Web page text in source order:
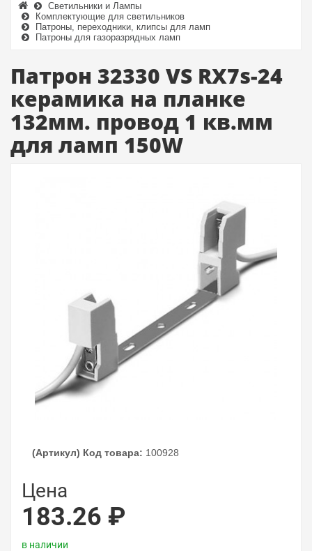
Светильники и Лампы
Комплектующие для светильников
Патроны, переходники, клипсы для ламп
Патроны для газоразрядных ламп
Патрон 32330 VS RX7s-24
керамика на планке
132мм. провод 1 кв.мм
для ламп 150W
(Артикул) Код товара: 100928
Цена
183.26 ₽
в наличии